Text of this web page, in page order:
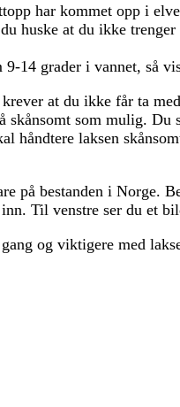
har kommet opp i
huske at du ikke
14 grader i vannet, så
at du ikke får ta
skånsomt som mulig.
håndtere laksen
på bestanden i Norge.
Til venstre ser du et
og viktigere med